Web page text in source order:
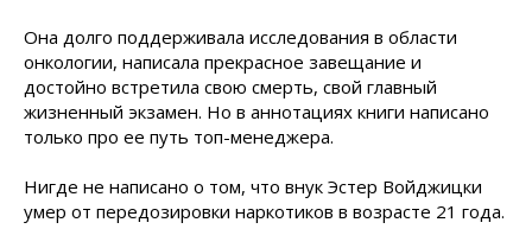
Она долго поддерживала исследования в области
онкологии, написала прекрасное завещание и
достойно встретила свою смерть, свой главный
жизненный экзамен. Но в аннотациях книги написано
только про ее путь топ-менеджера.
Нигде не написано о том, что внук Эстер Войджицки
умер от передозировки наркотиков в возрасте 21 года.